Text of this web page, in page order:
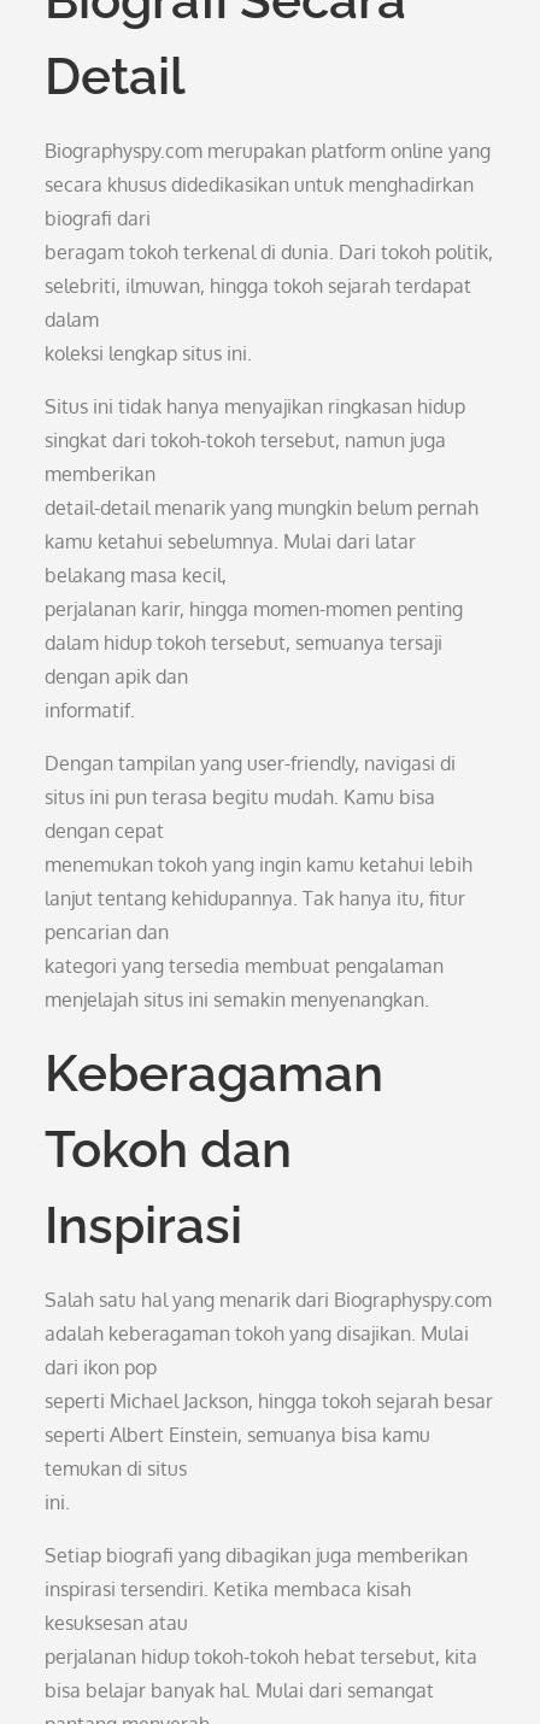
Detail
Biographyspy.com merupakan platform online yang
secara khusus didedikasikan untuk menghadirkan
biografi dari
beragam tokoh terkenal di dunia. Dari tokoh politik,
selebriti, ilmuwan, hingga tokoh sejarah terdapat
dalam
koleksi lengkap situs ini.
Situs ini tidak hanya menyajikan ringkasan hidup
singkat dari tokoh-tokoh tersebut, namun juga
memberikan
detail-detail menarik yang mungkin belum pernah
kamu ketahui sebelumnya. Mulai dari latar
belakang masa kecil,
perjalanan karir, hingga momen-momen penting
dalam hidup tokoh tersebut, semuanya tersaji
dengan apik dan
informatif.
Dengan tampilan yang user-friendly, navigasi di
situs ini pun terasa begitu mudah. Kamu bisa
dengan cepat
menemukan tokoh yang ingin kamu ketahui lebih
lanjut tentang kehidupannya. Tak hanya itu, fitur
pencarian dan
kategori yang tersedia membuat pengalaman
menjelajah situs ini semakin menyenangkan.
Keberagaman
Tokoh dan
Inspirasi
Salah satu hal yang menarik dari Biographyspy.com
adalah keberagaman tokoh yang disajikan. Mulai
dari ikon pop
seperti Michael Jackson, hingga tokoh sejarah besar
seperti Albert Einstein, semuanya bisa kamu
temukan di situs
ini.
Setiap biografi yang dibagikan juga memberikan
inspirasi tersendiri. Ketika membaca kisah
kesuksesan atau
perjalanan hidup tokoh-tokoh hebat tersebut, kita
bisa belajar banyak hal. Mulai dari semangat